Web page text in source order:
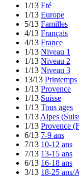
1/13 Eté
1/13 Europe
5/13 Familles
4/13 Français
4/13 France
1/13 Niveau 1
1/13 Niveau 2
1/13 Niveau 3
13/13 Printemps
1/13 Provence
1/13 Suisse
1/13 Tous ages
1/13 Alpes
1/13 Provence
6/13 7-9 ans
7/13 10-12 ans
7/13 13-15 ans
6/13 16-18 ans
3/13 18-25 ans/